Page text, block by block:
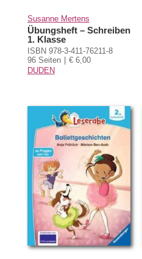
Susanne Mertens
Übungsheft – Schreiben
1. Klasse
ISBN 978-3-411-76211-8
96 Seiten
€ 6,00
DUDEN